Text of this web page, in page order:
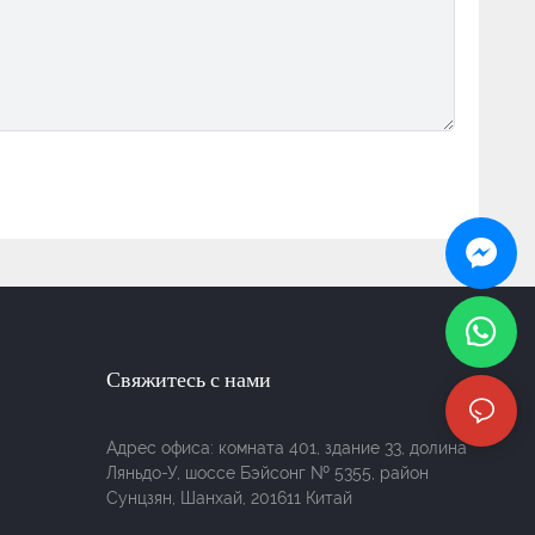
Свяжитесь с нами
Адрес офиса: комната 401, здание 33, долина
Ляньдо-У, шоссе Бэйсонг № 5355, район
Сунцзян, Шанхай, 201611 Китай